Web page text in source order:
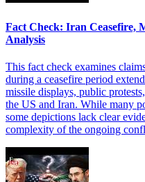
Fact Check: Iran Ceasefire,
Analysis
This fact check examines
during a ceasefire period
missile displays, public
the US and Iran. While many
some depictions lack clear
complexity of the ongoing